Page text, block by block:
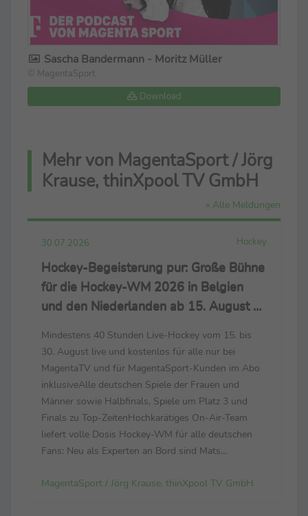
Sascha Bandermann - Moritz Müller
© MagentaSport
Download
Mehr von MagentaSport / Jörg
Krause, thinXpool TV GmbH
» Alle Meldungen
30.07.2026 Hockey
Hockey-Begeisterung pur: Große Bühne
für die Hockey-WM 2026 in Belgien
und den Niederlanden ab 15. August –
MagentaTV
Mindestens 40 Stunden Live-Hockey vom 15. bis
30. August live und kostenlos für alle nur bei
MagentaTV und für MagentaSport-Kunden im Abo
inklusiveAlle deutschen Spiele der Frauen und
Männer sowie Halbfinals, Spiele um Platz 3 und
Finals zu Top-ZeitenHochkarätiges On-Air-Team
liefert volle Dosis Hockey-WM für alle deutschen
Fans: Neu als Experten an Bord sind Mats
Leistungsträger ihrer Nationalteams Der
MagentaSport / Jörg Krause, thinXpool TV GmbH